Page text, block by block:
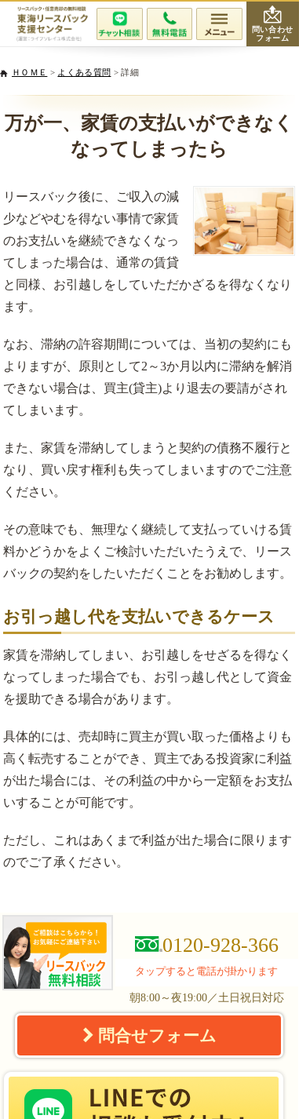
問い合わせ
フォーム
会社紹介
当社が選ばれる理由
サービスと費用
無料相談・査定
専門家紹介
活用事例
事業用不動産のリースバック
お客様の声
ＨＯＭＥ > よくある質問 > 詳細
万が一、家賃の支払いができなく
なってしまったら
リースバック後に、ご収入の減
少などやむを得ない事情で家賃
のお支払いを継続できなくなっ
てしまった場合は、通常の賃貸
と同様、お引越しをしていただかざるを得なくなり
ます。
なお、滞納の許容期間については、当初の契約にも
よりますが、原則として2～3か月以内に滞納を解消
できない場合は、買主(貸主)より退去の要請がされ
てしまいます。
また、家賃を滞納してしまうと契約の債務不履行と
なり、買い戻す権利も失ってしまいますのでご注意
ください。
その意味でも、無理なく継続して支払っていける賃
料かどうかをよくご検討いただいたうえで、リース
バックの契約をしたいただくことをお勧めします。
お引っ越し代を支払いできるケース
家賃を滞納してしまい、お引越しをせざるを得なく
なってしまった場合でも、お引っ越し代として資金
を援助できる場合があります。
具体的には、売却時に買主が買い取った価格よりも
高く転売することができ、買主である投資家に利益
が出た場合には、その利益の中から一定額をお支払
いすることが可能です。
ただし、これはあくまで利益が出た場合に限ります
のでご了承ください。
0120-928-366
タップすると電話が掛かります
朝8:00～夜19:00／土日祝日対応
問合せフォーム